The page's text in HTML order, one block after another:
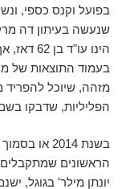
בפועל וקנס כספי,
שנעשה בעיתון דה
הינו
בעמוד התוצאות של
מזהה, שיוכל להפריד
הפליליות, שדבקו
בשנת 2014
הראשונים שמתקבלים
יונתן מילר' בגוגל,